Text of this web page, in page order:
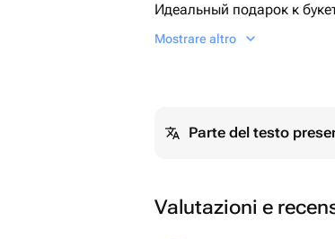
Идеальный подарок к
внимания. Приятный на
Mostrare altro
Parte del testo
Valutazioni e